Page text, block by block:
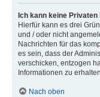
Ich kann keine
Hierfür kann es drei
und / oder nicht
Nachrichten für das
es sein, dass der
verschicken, entzogen
Informationen zu
Nach oben